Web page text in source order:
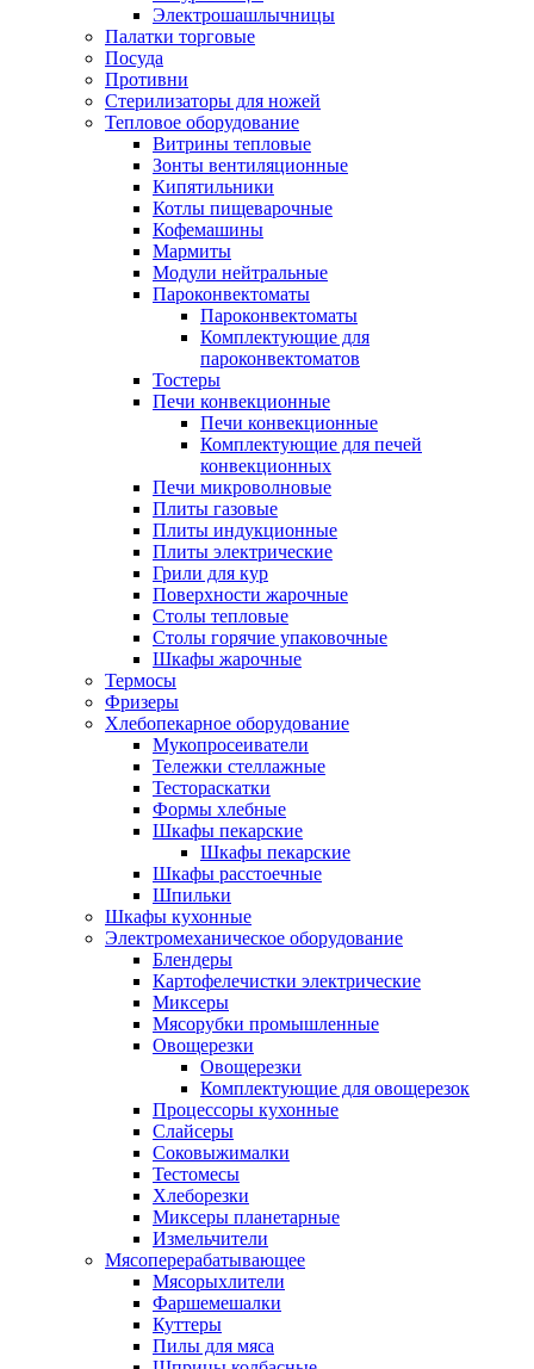
Электрошашлычницы
Палатки торговые
Посуда
Противни
Стерилизаторы для ножей
Тепловое оборудование
Витрины тепловые
Зонты вентиляционные
Кипятильники
Котлы пищеварочные
Кофемашины
Мармиты
Модули нейтральные
Пароконвектоматы
Пароконвектоматы
Комплектующие для
пароконвектоматов
Тостеры
Печи конвекционные
Печи конвекционные
Комплектующие для печей
конвекционных
Печи микроволновые
Плиты газовые
Плиты индукционные
Плиты электрические
Грили для кур
Поверхности жарочные
Столы тепловые
Столы горячие упаковочные
Шкафы жарочные
Термосы
Фризеры
Хлебопекарное оборудование
Мукопросеиватели
Тележки стеллажные
Тестораскатки
Формы хлебные
Шкафы пекарские
Шкафы пекарские
Шкафы расстоечные
Шпильки
Шкафы кухонные
Электромеханическое оборудование
Блендеры
Картофелечистки электрические
Миксеры
Мясорубки промышленные
Овощерезки
Овощерезки
Комплектующие для овощерезок
Процессоры кухонные
Слайсеры
Соковыжималки
Тестомесы
Хлеборезки
Миксеры планетарные
Измельчители
Мясоперерабатывающее
Мясорыхлители
Фаршемешалки
Куттеры
Пилы для мяса